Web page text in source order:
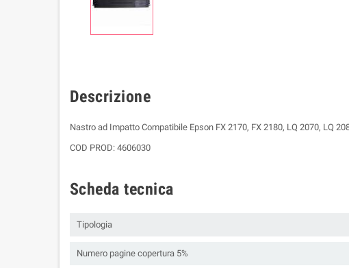
Descrizione
Nastro ad Impatto Compatibile Epson FX 2170, FX 2180, LQ 2070, LQ
COD PROD: 4606030
Scheda tecnica
Tipologia
Numero pagine copertura 5%